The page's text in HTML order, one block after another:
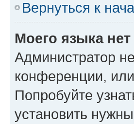
Вернуться к
Моего языка нет
Администратор
конференции,
Попробуйте
установить